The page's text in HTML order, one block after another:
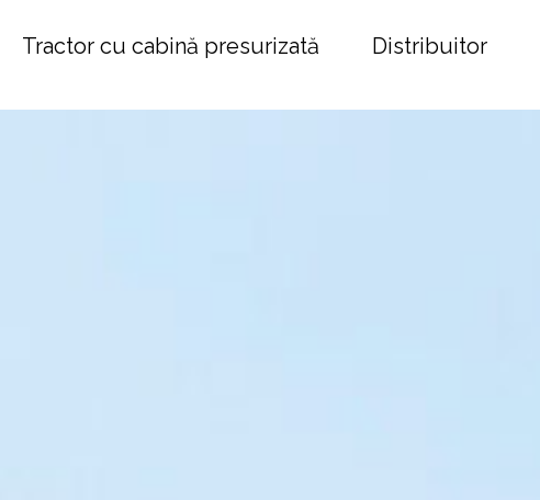
Tractor cu cabină presurizată Distribuitor